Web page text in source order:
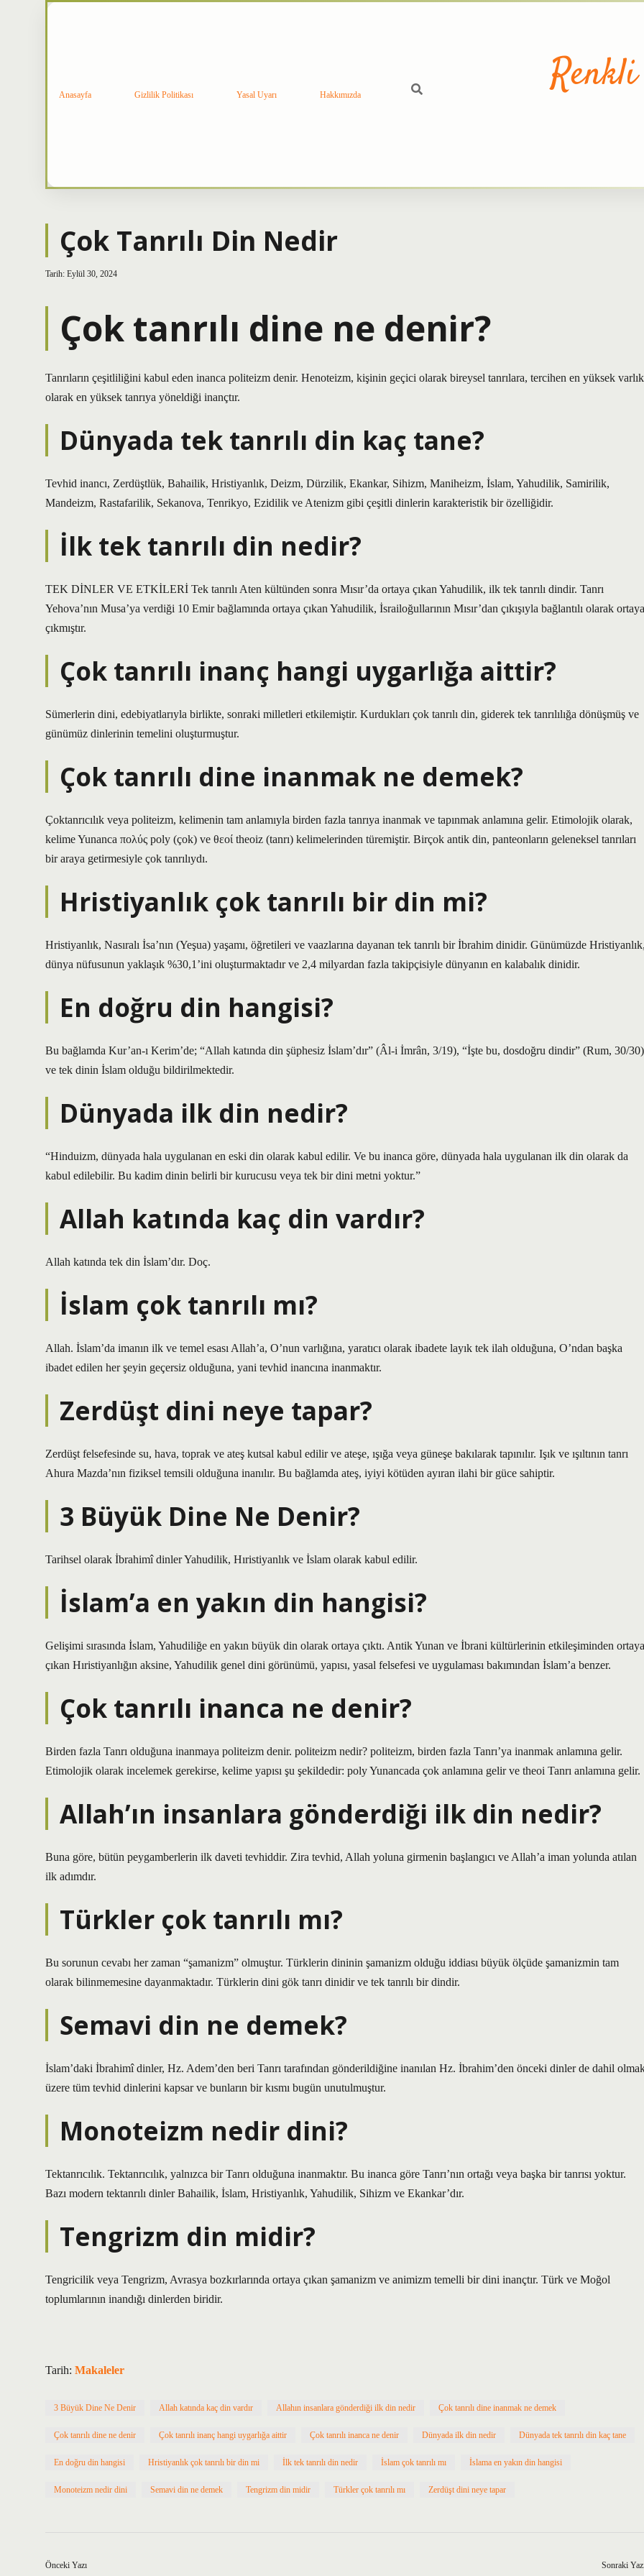
Anasayfa Gizlilik Politikası Yasal Uyarı Hakkımızda
Çok Tanrılı Din Nedir
Tarih: Eylül 30, 2024
Çok tanrılı dine ne denir?
Tanrıların çeşitliliğini kabul eden inanca politeizm denir. Henoteizm, kişinin geçici olarak bireysel tanrılara, tercihen en yüksek varlık
olarak en yüksek tanrıya yöneldiği inançtır.
Dünyada tek tanrılı din kaç tane?
Tevhid inancı, Zerdüştlük, Bahailik, Hristiyanlık, Deizm, Dürzilik, Ekankar, Sihizm, Maniheizm, İslam, Yahudilik, Samirilik,
Mandeizm, Rastafarilik, Sekanova, Tenrikyo, Ezidilik ve Atenizm gibi çeşitli dinlerin karakteristik bir özelliğidir.
İlk tek tanrılı din nedir?
TEK DİNLER VE ETKİLERİ Tek tanrılı Aten kültünden sonra Mısır’da ortaya çıkan Yahudilik, ilk tek tanrılı dindir. Tanrı
Yehova’nın Musa’ya verdiği 10 Emir bağlamında ortaya çıkan Yahudilik, İsrailoğullarının Mısır’dan çıkışıyla bağlantılı olarak ortaya
çıkmıştır.
Çok tanrılı inanç hangi uygarlığa aittir?
Sümerlerin dini, edebiyatlarıyla birlikte, sonraki milletleri etkilemiştir. Kurdukları çok tanrılı din, giderek tek tanrılılığa dönüşmüş ve
günümüz dinlerinin temelini oluşturmuştur.
Çok tanrılı dine inanmak ne demek?
Çoktanrıcılık veya politeizm, kelimenin tam anlamıyla birden fazla tanrıya inanmak ve tapınmak anlamına gelir. Etimolojik olarak,
kelime Yunanca πολύς poly (çok) ve θεοί theoiz (tanrı) kelimelerinden türemiştir. Birçok antik din, panteonların geleneksel tanrıları
bir araya getirmesiyle çok tanrılıydı.
Hristiyanlık çok tanrılı bir din mi?
Hristiyanlık, Nasıralı İsa’nın (Yeşua) yaşamı, öğretileri ve vaazlarına dayanan tek tanrılı bir İbrahim dinidir. Günümüzde
dünya nüfusunun yaklaşık %30,1’ini oluşturmaktadır ve 2,4 milyardan fazla takipçisiyle dünyanın en kalabalık dinidir.
En doğru din hangisi?
Bu bağlamda Kur’an-ı Kerim’de; “Allah katında din şüphesiz İslam’dır” (Âl-i İmrân, 3/19), “İşte bu, dosdoğru dindir” (Rum, 30/30)
ve tek dinin İslam olduğu bildirilmektedir.
Dünyada ilk din nedir?
“Hinduizm, dünyada hala uygulanan en eski din olarak kabul edilir. Ve bu inanca göre, dünyada hala uygulanan ilk din olarak da
kabul edilebilir. Bu kadim dinin belirli bir kurucusu veya tek bir dini metni yoktur.”
Allah katında kaç din vardır?
Allah katında tek din İslam’dır. Doç.
İslam çok tanrılı mı?
Allah. İslam’da imanın ilk ve temel esası Allah’a, O’nun varlığına, yaratıcı olarak ibadete layık tek ilah olduğuna, O’ndan başka
ibadet edilen her şeyin geçersiz olduğuna, yani tevhid inancına inanmaktır.
Zerdüşt dini neye tapar?
Zerdüşt felsefesinde su, hava, toprak ve ateş kutsal kabul edilir ve ateşe, ışığa veya güneşe bakılarak tapınılır. Işık ve ışıltının tanrı
Ahura Mazda’nın fiziksel temsili olduğuna inanılır. Bu bağlamda ateş, iyiyi kötüden ayıran ilahi bir güce sahiptir.
3 Büyük Dine Ne Denir?
Tarihsel olarak İbrahimî dinler Yahudilik, Hıristiyanlık ve İslam olarak kabul edilir.
İslam’a en yakın din hangisi?
Gelişimi sırasında İslam, Yahudiliğe en yakın büyük din olarak ortaya çıktı. Antik Yunan ve İbrani kültürlerinin etkileşiminden ortaya
çıkan Hıristiyanlığın aksine, Yahudilik genel dini görünümü, yapısı, yasal felsefesi ve uygulaması bakımından İslam’a benzer.
Çok tanrılı inanca ne denir?
Birden fazla Tanrı olduğuna inanmaya politeizm denir. politeizm nedir? politeizm, birden fazla Tanrı’ya inanmak anlamına gelir.
Etimolojik olarak incelemek gerekirse, kelime yapısı şu şekildedir: poly Yunancada çok anlamına gelir ve theoi Tanrı anlamına gelir.
Allah’ın insanlara gönderdiği ilk din nedir?
Buna göre, bütün peygamberlerin ilk daveti tevhiddir. Zira tevhid, Allah yoluna girmenin başlangıcı ve Allah’a iman yolunda atılan
ilk adımdır.
Türkler çok tanrılı mı?
Bu sorunun cevabı her zaman “şamanizm” olmuştur. Türklerin dininin şamanizm olduğu iddiası büyük ölçüde şamanizmin tam
olarak bilinmemesine dayanmaktadır. Türklerin dini gök tanrı dinidir ve tek tanrılı bir dindir.
Semavi din ne demek?
İslam’daki İbrahimî dinler, Hz. Adem’den beri Tanrı tarafından gönderildiğine inanılan Hz. İbrahim’den önceki dinler de dahil
üzere tüm tevhid dinlerini kapsar ve bunların bir kısmı bugün unutulmuştur.
Monoteizm nedir dini?
Tektanrıcılık. Tektanrıcılık, yalnızca bir Tanrı olduğuna inanmaktır. Bu inanca göre Tanrı’nın ortağı veya başka bir tanrısı yoktur.
Bazı modern tektanrılı dinler Bahailik, İslam, Hristiyanlık, Yahudilik, Sihizm ve Ekankar’dır.
Tengrizm din midir?
Tengricilik veya Tengrizm, Avrasya bozkırlarında ortaya çıkan şamanizm ve animizm temelli bir dini inançtır. Türk ve Moğol
toplumlarının inandığı dinlerden biridir.
Tarih: Makaleler
3 Büyük Dine Ne Denir Allah katında kaç din vardır Allahın insanlara gönderdiği ilk din nedir Çok tanrılı dine inanmak ne demek
Çok tanrılı dine ne denir Çok tanrılı inanç hangi uygarlığa aittir Çok tanrılı inanca ne denir Dünyada ilk din nedir Dünyada tek tanrılı din kaç tane
En doğru din hangisi Hristiyanlık çok tanrılı bir din mi İlk tek tanrılı din nedir İslam çok tanrılı mı İslama en yakın din hangisi
Monoteizm nedir dini Semavi din ne demek Tengrizm din midir Türkler çok tanrılı mı Zerdüşt dini neye tapar
Önceki Yazı Sonraki